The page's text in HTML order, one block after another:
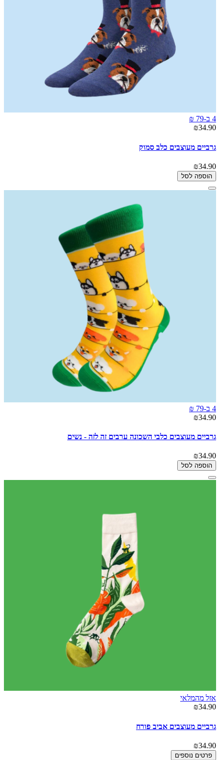
4 ב-79 ₪
₪34.90
גרביים מעוצבים כלב סמוק
₪34.90
הוספה לסל
4 ב-79 ₪
₪34.90
גרביים מעוצבים כלבי השכונה ערבים זה לזה - נשים
₪34.90
הוספה לסל
אזל מהמלאי
₪34.90
גרביים מעוצבים אביב פורח
₪34.90
פרטים נוספים